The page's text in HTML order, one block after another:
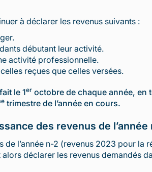
à déclarer les revenus suivants :
débutant leur activité.
activité professionnelle.
reçues que celles versées.
le 1er octobre de chaque année, en
trimestre de l’année en cours.
des revenus de l’année
de l’année n-2 (revenus 2023 pour
déclarer les revenus demandés